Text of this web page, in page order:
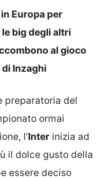
Europa per
big degli altri
al gioco
Inzaghi
preparatoria del
ormai
l’Inter inizia ad
il dolce gusto della
essere deciso